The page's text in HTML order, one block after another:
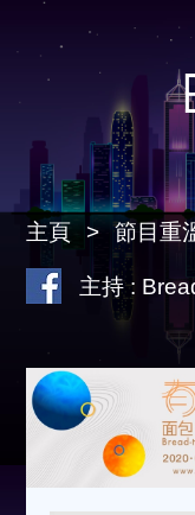
主頁 節目重
主持 :